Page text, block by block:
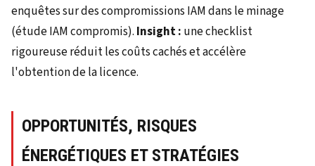
enquêtes sur des compromissions IAM dans le minage
(étude IAM compromis). Insight : une checklist
rigoureuse réduit les coûts cachés et accélère
l'obtention de la licence.
OPPORTUNITÉS, RISQUES
ÉNERGÉTIQUES ET STRATÉGIES